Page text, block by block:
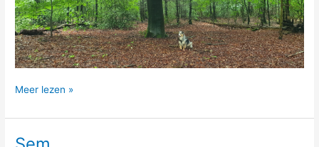
Natuurcoaching
Meer lezen »